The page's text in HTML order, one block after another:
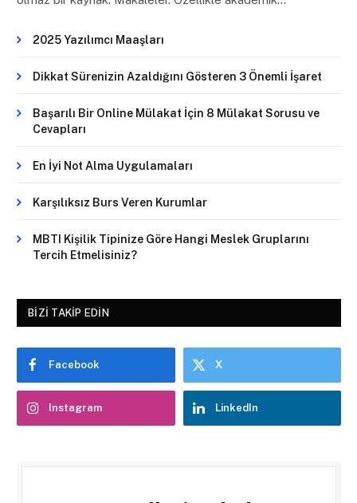
2025 Yazılımcı Maaşları
Dikkat Sürenizin Azaldığını Gösteren 3 Önemli İşaret
Başarılı Bir Online Mülakat İçin 8 Mülakat Sorusu ve
Cevapları
En İyi Not Alma Uygulamaları
Karşılıksız Burs Veren Kurumlar
MBTI Kişilik Tipinize Göre Hangi Meslek Gruplarını
Tercih Etmelisiniz?
BIZI TAKIP EDIN
Facebook X
Instagram LinkedIn